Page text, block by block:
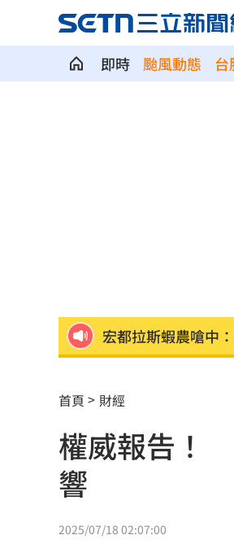
即時 颱風動態
宏都拉斯蝦農嗆中
白海豚劇烈降雨來
特斯拉撞12車！目
慈濟遭詐10億 AIT
首頁 財經
權威報告！
響
2025/07/18 02:07:00